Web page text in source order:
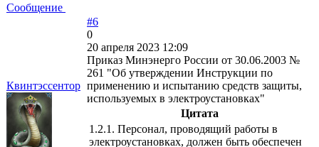
Сообщение
Квинтэссентор
#6
0
20 апреля 2023 12:09
Приказ Минэнерго России от 30.06.2003 №
261 "Об утверждении Инструкции по
применению и испытанию средств защиты,
используемых в электроустановках"
Цитата
1.2.1. Персонал, проводящий работы в
электроустановках, должен быть обеспечен